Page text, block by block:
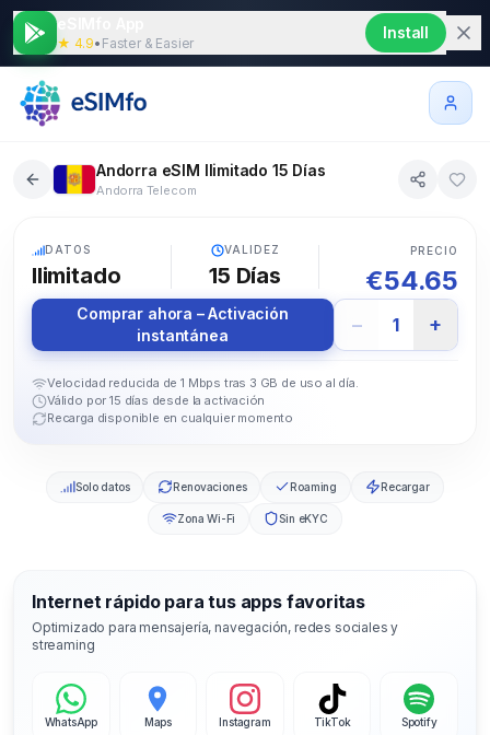
★ 4.9• Faster & Easier
Install
Andorra eSIM Ilimitado 15 Días
Andorra Telecom
DATOS
Ilimitado
VALIDEZ
15 Días
PRECIO
€54.65
Comprar ahora – Activación
instantánea
− 1 +
Velocidad reducida de 1 Mbps tras 3 GB de uso al día.
Válido por 15 días desde la activación
Recarga disponible en cualquier momento
Solo datos Renovaciones Roaming Recargar
Zona Wi-Fi Sin eKYC
Internet rápido para tus apps favoritas
Optimizado para mensajería, navegación, redes sociales y
streaming
WhatsApp Maps Instagram TikTok Spotify